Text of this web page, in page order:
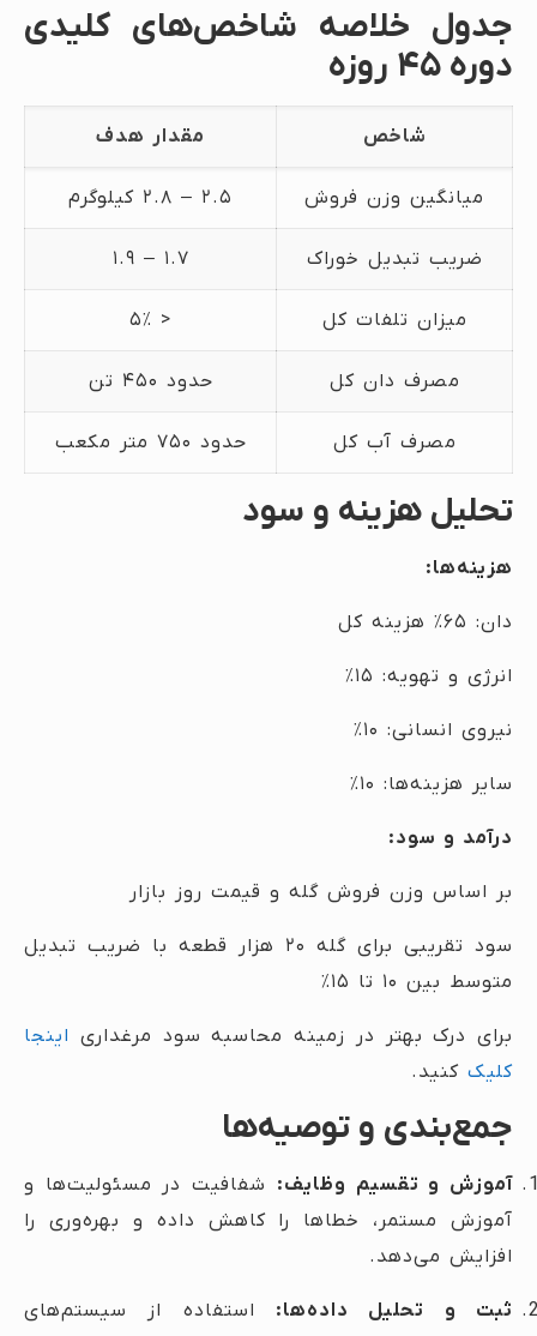
جدول خلاصه شاخص‌های کلیدی
دوره ۴۵ روزه
شاخص مقدار هدف
میانگین وزن فروش ۲.۵ – ۲.۸ کیلوگرم
ضریب تبدیل خوراک ۱.۷ – ۱.۹
میزان تلفات کل < ۵٪
مصرف دان کل حدود ۴۵۰ تن
مصرف آب کل حدود ۷۵۰ متر مکعب
تحلیل هزینه و سود
هزینه‌ها:
دان: ۶۵٪ هزینه کل
انرژی و تهویه: ۱۵٪
نیروی انسانی: ۱۰٪
سایر هزینه‌ها: ۱۰٪
درآمد و سود:
بر اساس وزن فروش گله و قیمت روز بازار
سود تقریبی برای گله ۲۰ هزار قطعه با ضریب تبدیل
متوسط بین ۱۰ تا ۱۵٪
برای درک بهتر در زمینه محاسبه سود مرغداری اینجا
کلیک کنید.
جمع‌بندی و توصیه‌ها
آموزش و تقسیم وظایف: شفافیت در مسئولیت‌ها و
آموزش مستمر، خطاها را کاهش داده و بهره‌وری را
افزایش می‌دهد.
ثبت و تحلیل داده‌ها: استفاده از سیستم‌های